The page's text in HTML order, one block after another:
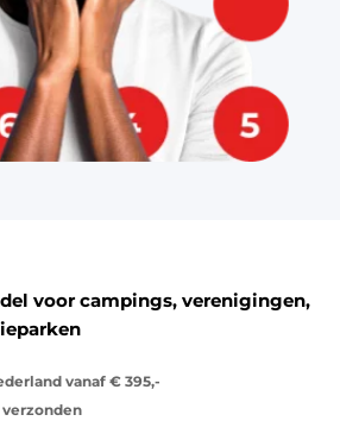
voor campings, verenigingen,
vanaf € 395,-